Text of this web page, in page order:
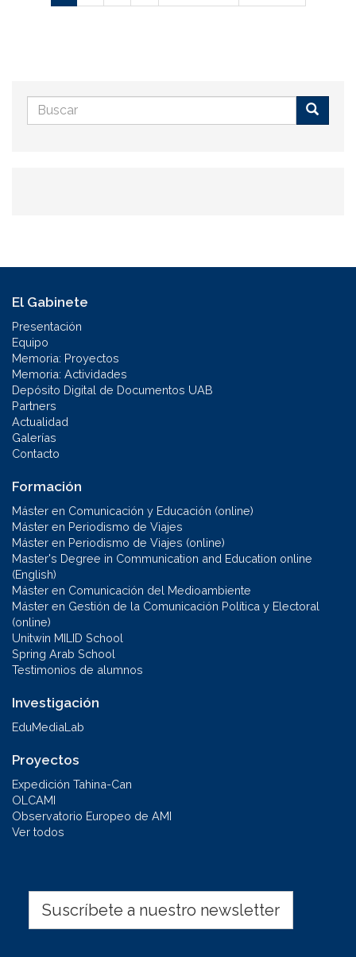
Formulario
de
El Gabinete
Presentación
Equipo
Memoria: Proyectos
Memoria: Actividades
Depósito Digital de Documentos UAB
Partners
Actualidad
Galerías
Contacto
Formación
Máster en Comunicación y Educación (online)
Máster en Periodismo de Viajes
Máster en Periodismo de Viajes (online)
Master's Degree in Communication and Education online
(English)
Máster en Comunicación del Medioambiente
Máster en Gestión de la Comunicación Política y Electoral
(online)
Unitwin MILID School
Spring Arab School
Testimonios de alumnos
Investigación
EduMediaLab
Proyectos
Expedición Tahina-Can
OLCAMI
Observatorio Europeo de AMI
Ver todos
Suscríbete a nuestro newsletter